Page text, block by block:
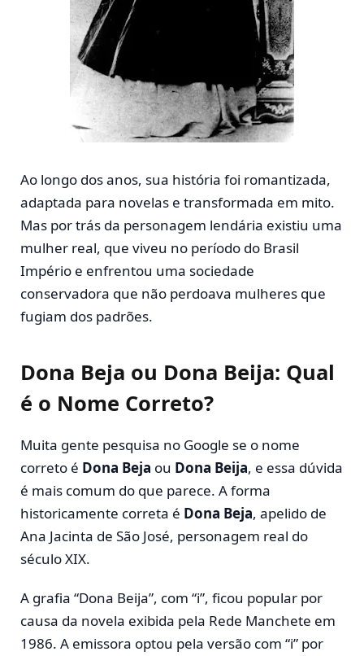
Ao longo dos anos, sua história foi romantizada,
adaptada para novelas e transformada em mito.
Mas por trás da personagem lendária existiu uma
mulher real, que viveu no período do Brasil
Império e enfrentou uma sociedade
conservadora que não perdoava mulheres que
fugiam dos padrões.
Dona Beja ou Dona Beija: Qual
é o Nome Correto?
Muita gente pesquisa no Google se o nome
correto é Dona Beja ou Dona Beija, e essa dúvida
é mais comum do que parece. A forma
historicamente correta é Dona Beja, apelido de
Ana Jacinta de São José, personagem real do
século XIX.
A grafia “Dona Beija”, com “i”, ficou popular por
causa da novela exibida pela Rede Manchete em
1986. A emissora optou pela versão com “i” por